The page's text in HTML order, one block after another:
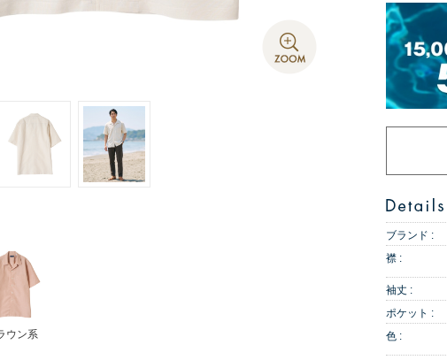
ウン系
ブランド :
襟 :
袖丈 :
ポケット :
色 :